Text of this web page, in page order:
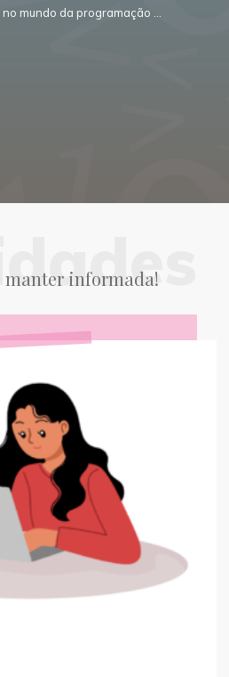
mundo da programação …
manter informada!